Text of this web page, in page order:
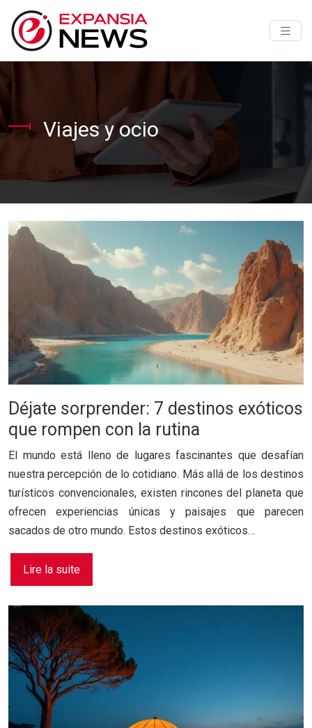
Viajes y ocio
Déjate sorprender: 7 destinos exóticos
que rompen con la rutina
El mundo está lleno de lugares fascinantes que desafían
nuestra percepción de lo cotidiano. Más allá de los destinos
turísticos convencionales, existen rincones del planeta que
ofrecen experiencias únicas y paisajes que parecen
sacados de otro mundo. Estos destinos exóticos…
Lire la suite